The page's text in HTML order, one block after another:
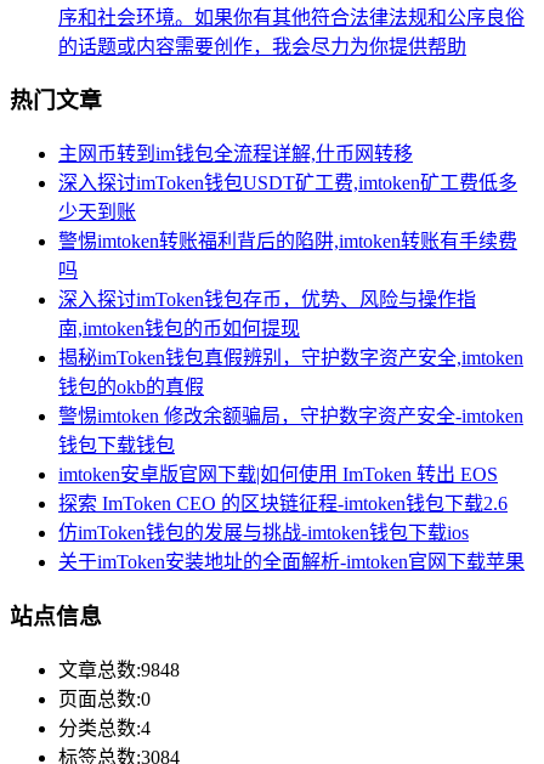
序和社会环境。如果你有其他符合法律法规和公序良俗
的话题或内容需要创作，我会尽力为你提供帮助
热门文章
主网币转到im钱包全流程详解,什币网转移
深入探讨imToken钱包USDT矿工费,imtoken矿工费低多
少天到账
警惕imtoken转账福利背后的陷阱,imtoken转账有手续费
吗
深入探讨imToken钱包存币，优势、风险与操作指
南,imtoken钱包的币如何提现
揭秘imToken钱包真假辨别，守护数字资产安全,imtoken
钱包的okb的真假
警惕imtoken 修改余额骗局，守护数字资产安全-imtoken
钱包下载钱包
imtoken安卓版官网下载|如何使用 ImToken 转出 EOS
探索 ImToken CEO 的区块链征程-imtoken钱包下载2.6
仿imToken钱包的发展与挑战-imtoken钱包下载ios
关于imToken安装地址的全面解析-imtoken官网下载苹果
站点信息
文章总数:9848
页面总数:0
分类总数:4
标签总数:3084